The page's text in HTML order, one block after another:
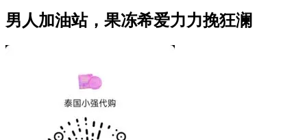
男人加油站，果冻希爱力力挽狂澜